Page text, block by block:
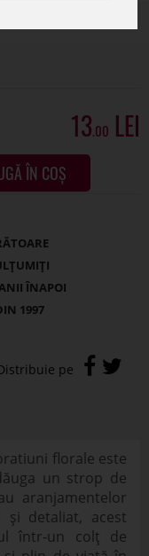
florale
13.00
ÎN COȘ
florale este
un strop de
aranjamentelor
și detaliat, acest
într-un colț de